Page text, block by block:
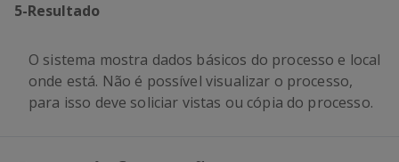
5-Resultado
O sistema mostra dados básicos do processo e local
onde está. Não é possível visualizar o processo,
para isso deve soliciar vistas ou cópia do processo.